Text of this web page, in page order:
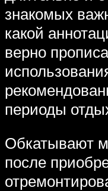
знакомых
какой
верно
периоды
Обкатывают
после